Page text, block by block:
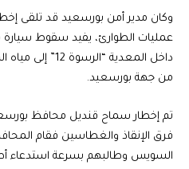
وكان مدير أمن بورسعيد قد تلقى
عمليات الطوارئ، يفيد سقوط سيارة
داخل المعدية
من جهة بورسعيد.
تم إخطار سماح قنديل محافظ
فرق الإنقاذ والغطاسين فقام
السويس وطالبهم بسرعة استدعاء